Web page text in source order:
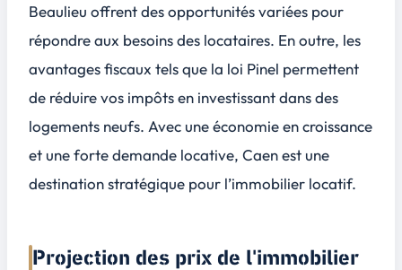
Beaulieu offrent des opportunités variées pour
répondre aux besoins des locataires. En outre, les
avantages fiscaux tels que la loi Pinel permettent
de réduire vos impôts en investissant dans des
logements neufs. Avec une économie en croissance
et une forte demande locative, Caen est une
destination stratégique pour l’immobilier locatif.
Projection des prix de l'immobilier